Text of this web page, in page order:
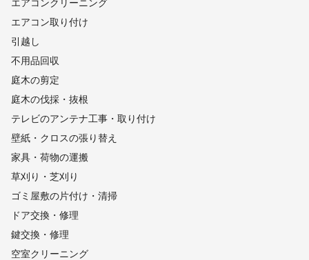
エアコンクリーニング
エアコン取り付け
引越し
不用品回収
庭木の剪定
庭木の伐採・抜根
テレビのアンテナ工事・取り付け
壁紙・クロスの張り替え
家具・荷物の運搬
草刈り・芝刈り
ゴミ屋敷の片付け・清掃
ドア交換・修理
鍵交換・修理
空室クリーニング